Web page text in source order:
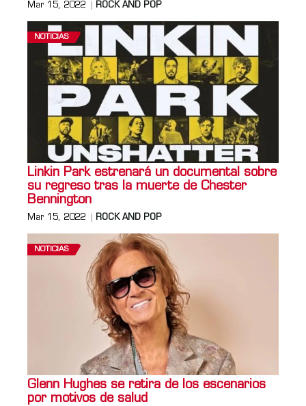
Mar 15, 2022 ROCK AND POP
NOTICIAS
Linkin Park estrenará un documental sobre
su regreso tras la muerte de Chester
Bennington
Mar 15, 2022 ROCK AND POP
NOTICIAS
Glenn Hughes se retira de los escenarios
por motivos de salud